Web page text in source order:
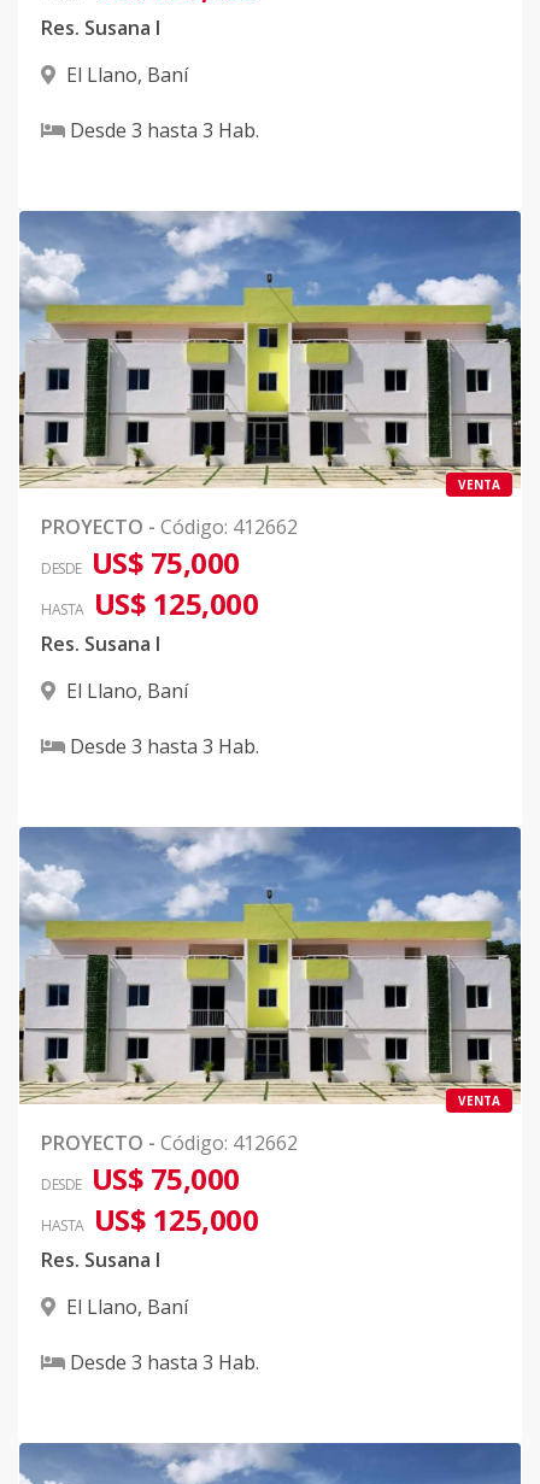
Res. Susana I
El Llano, Baní
Desde 3 hasta 3 Hab.
VENTA
PROYECTO - Código: 412662
DESDE US$ 75,000
HASTA US$ 125,000
Res. Susana I
El Llano, Baní
Desde 3 hasta 3 Hab.
VENTA
PROYECTO - Código: 412662
DESDE US$ 75,000
HASTA US$ 125,000
Res. Susana I
El Llano, Baní
Desde 3 hasta 3 Hab.